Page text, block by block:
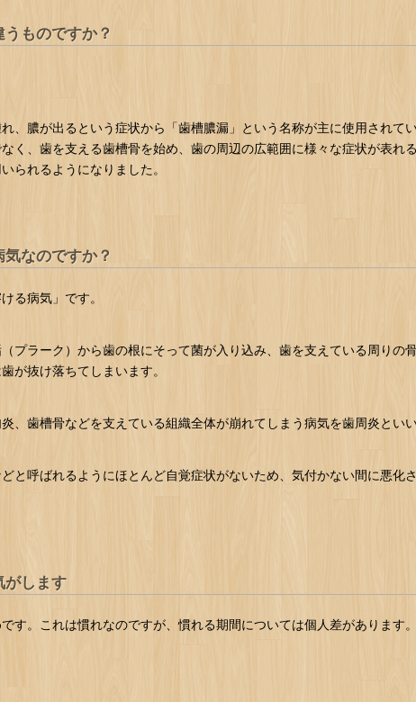
ものですか？
、膿が出るという症状から「歯槽膿漏」という名称が主に使用されて
く、歯を支える歯槽骨を始め、歯の周辺の広範囲に様々な症状が表れ
られるようになりました。
なのですか？
る病気」です。
プラーク）から歯の根にそって菌が入り込み、歯を支えている周りの
が抜け落ちてしまいます。
、歯槽骨などを支えている組織全体が崩れてしまう病気を歯周炎といい
と呼ばれるようにほとんど自覚症状がないため、気付かない間に悪化
がします
す。これは慣れなのですが、慣れる期間については個人差があります。